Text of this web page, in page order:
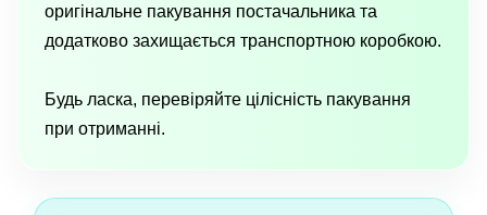
оригінальне пакування постачальника та
додатково захищається транспортною коробкою.
Будь ласка, перевіряйте цілісність пакування
при отриманні.